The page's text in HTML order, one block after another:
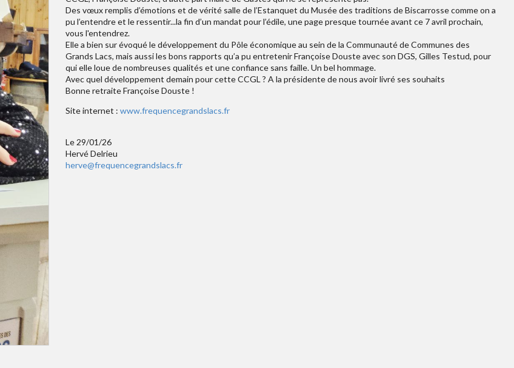
Des vœux remplis d’émotions et de vérité salle de l’Estanquet du Musée des traditions de Biscarrosse comme on a
pu l’entendre et le ressentir...la fin d’un mandat pour l’édile, une page presque tournée avant ce 7 avril prochain,
vous l'entendrez.
Elle a bien sur évoqué le développement du Pôle économique au sein de la Communauté de Communes des
Grands Lacs, mais aussi les bons rapports qu’a pu entretenir Françoise Douste avec son DGS, Gilles Testud, pour
qui elle loue de nombreuses qualités et une confiance sans faille. Un bel hommage.
Avec quel développement demain pour cette CCGL ? A la présidente de nous avoir livré ses souhaits
Bonne retraite Françoise Douste !
Site internet : www.frequencegrandslacs.fr
Le 29/01/26
Hervé Delrieu
herve@frequencegrandslacs.fr